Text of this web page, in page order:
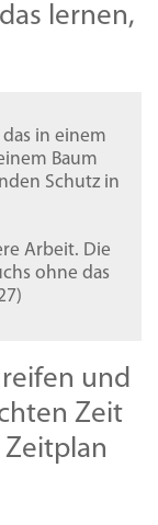
lernen,
in einem
Baum
Schutz in
Arbeit. Die
ohne das
und
Zeit